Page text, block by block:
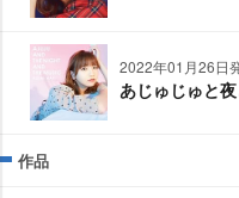
2022年01月26日
あじゅじゅと
作品